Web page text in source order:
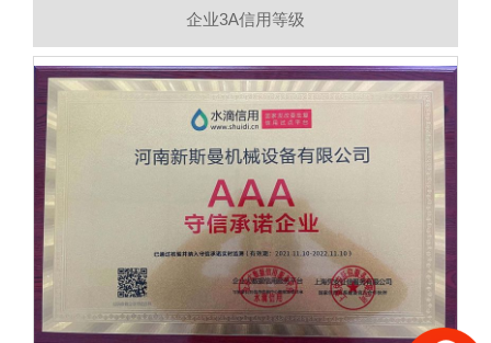
企业3A信用等级